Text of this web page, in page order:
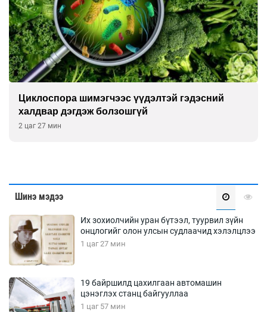
Циклоспора шимэгчээс үүдэлтэй гэдэсний
халдвар дэгдэж болзошгүй
2 цаг 27 мин
Шинэ мэдээ
Их зохиолчийн уран бүтээл, туурвил зүйн
онцлогийг олон улсын судлаачид хэлэлцлээ
1 цаг 27 мин
19 байршилд цахилгаан автомашин
цэнэглэх станц байгууллаа
1 цаг 57 мин